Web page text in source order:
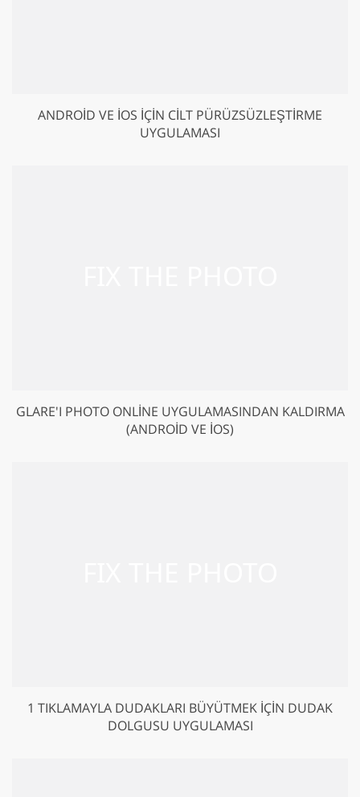
ANDROID VE IOS IÇIN CILT PÜRÜZSÜZLEŞTIRME
UYGULAMASI
GLARE'I PHOTO ONLINE UYGULAMASINDAN KALDIRMA
(ANDROID VE IOS)
1 TIKLAMAYLA DUDAKLARI BÜYÜTMEK İÇIN DUDAK
DOLGUSU UYGULAMASI